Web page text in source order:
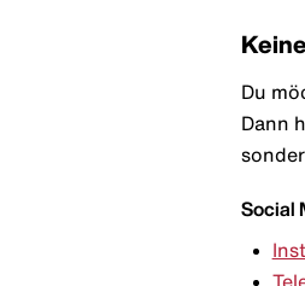
Du
Dann
Social